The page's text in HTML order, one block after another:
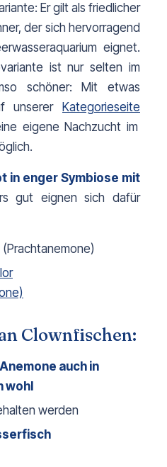
Er gilt als friedlicher
der sich hervorragend
eignet.
ist nur selten im
schöner: Mit etwas
unserer
Kategorieseite
eigene Nachzucht im
in enger Symbiose mit
gut eignen sich dafür
(Prachtanemone)
Clownfischen:
auch in
wohl
werden